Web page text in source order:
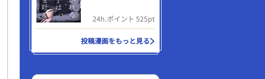
24h.ポイント 525pt
投稿漫画をもっと見る